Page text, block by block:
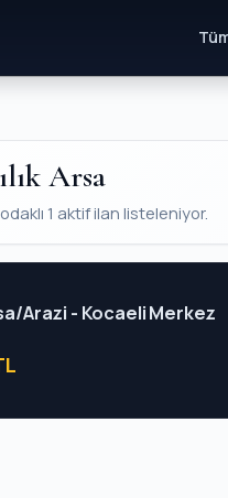
Arsa
1 aktif ilan listeleniyor.
Arazi - Kocaeli Merkez